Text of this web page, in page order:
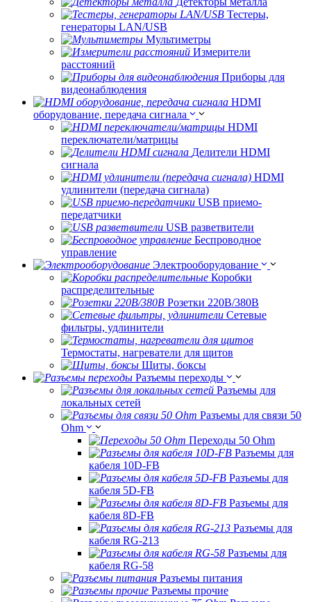
Тестеры,
генераторы LAN/USB
Мультиметры
Измерители
расстояний
Приборы для
видеонаблюдения
HDMI
оборудование, передача сигнала
HDMI
переключатели/матрицы
Делители HDMI
сигнала
HDMI
удлинители (передача сигнала)
USB приемо-
передатчики
USB разветвители
Беспроводное
управление
Электрооборудование
Коробки
распределительные
Розетки 220В/380В
Сетевые
фильтры, удлинители
Термостаты, нагреватели для щитов
Щиты, боксы
Разъемы переходы
Разъемы для
локальных сетей
Разъемы для связи 50
Ohm
Переходы 50 Ohm
Разъемы для
кабеля 10D-FB
Разъемы для
кабеля 5D-FB
Разъемы для
кабеля 8D-FB
Разъемы для
кабеля RG-213
Разъемы для
кабеля RG-58
Разъемы питания
Разъемы прочие